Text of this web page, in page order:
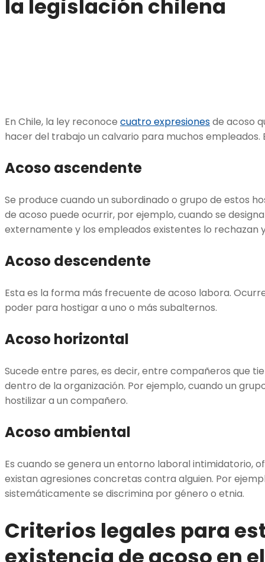
la legislación chilena
En Chile, la ley reconoce cuatro expresionesde acoso
hacer del trabajo un calvario para muchos empleados.
Acoso ascendente
Se produce cuando un subordinado o grupo de estos
de acoso puede ocurrir, por ejemplo, cuando se
externamente y los empleados existentes lo
Acoso descendente
Esta es la forma más frecuente de acoso labora.
poder para hostigar a uno o más subalternos.
Acoso horizontal
Sucede entre pares, es decir, entre compañeros que
dentro de la organización. Por ejemplo, cuando un
hostilizar a un compañero.
Acoso ambiental
Es cuando se genera un entorno laboral intimidatorio,
existan agresiones concretas contra alguien. Por
sistemáticamente se discrimina por género o etnia.
Criterios legales para